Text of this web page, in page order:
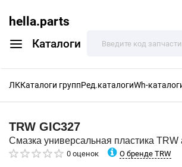
hella.parts
Каталоги
ЛККаталоги группРед.каталогиWh-
TRW GIC327
Смазка универсальная пластика
0 оценок О бренде TRW